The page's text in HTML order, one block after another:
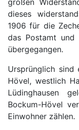
dieses
1906 für die
das Postamt und
übergegangen.
Ursprünglich sind
Hövel, westlich
Lüdinghausen
Bockum-Hövel
Einwohner zählen.